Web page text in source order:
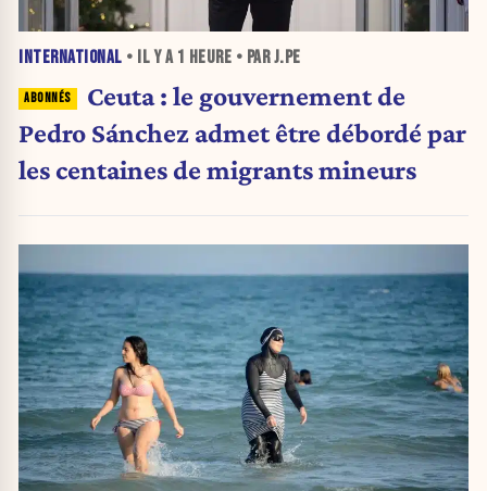
INTERNATIONAL • IL Y A 1 HEURE • PAR J.PE
Ceuta : le gouvernement de
Pedro Sánchez admet être débordé par
les centaines de migrants mineurs